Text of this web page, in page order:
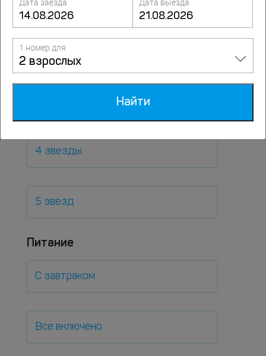
По звездности
3 звезды
4 звезды
5 звезд
Питание
С завтраком
Все включено
Дата заезда Дата выезда
1 номер для
2 взрослых
Найти